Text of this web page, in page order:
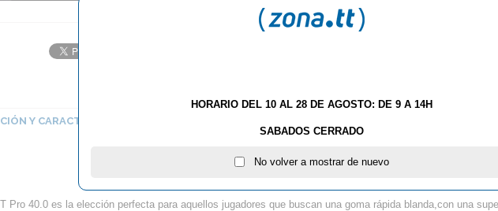
Y CARACTERÍSTICAS
Goma Gewo Hype XT PRO 40.0
Pro 40.0 es la elección perfecta para aquellos jugadores que buscan una goma rápida blanda,con una
HORARIO DEL 10 AL 28 DE AGOSTO: DE 9 A 14H
SABADOS CERRADO
No volver a mostrar de nuevo